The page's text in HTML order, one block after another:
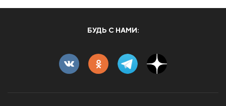
БУДЬ С НАМИ: